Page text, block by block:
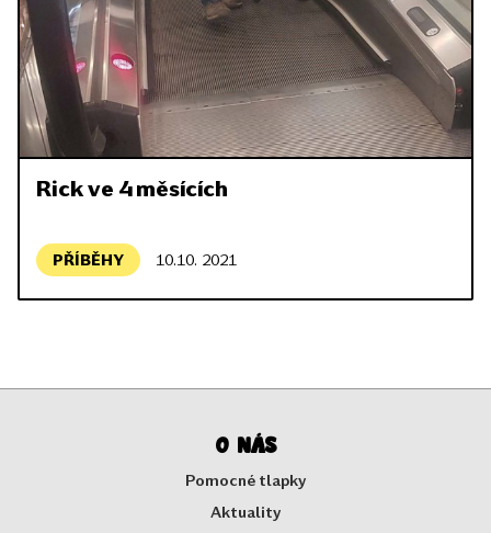
Rick ve 4 měsících
PŘÍBĚHY 10.10. 2021
O nás
Pomocné tlapky
Aktuality